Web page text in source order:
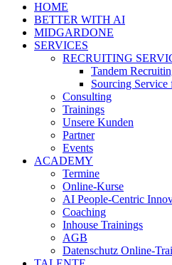
HOME
BETTER WITH AI
MIDGARDONE
SERVICES
RECRUITING
Tandem
Sourcing Service
Consulting
Trainings
Unsere Kunden
Partner
Events
ACADEMY
Termine
Online-Kurse
AI People-Centric
Coaching
Inhouse Trainings
AGB
Datenschutz Online-